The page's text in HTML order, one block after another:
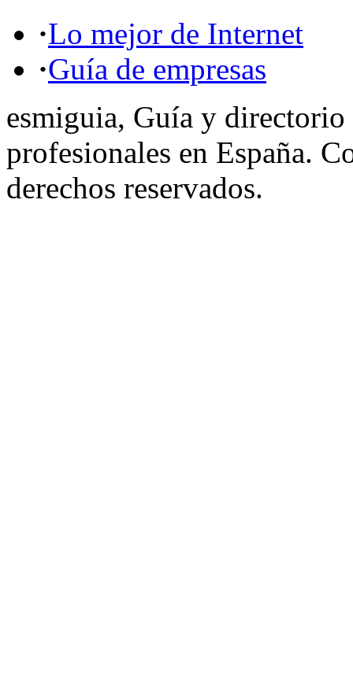
·Lo mejor de Internet
·Guía de empresas
esmiguia, Guía y directorio
profesionales en España.
derechos reservados.